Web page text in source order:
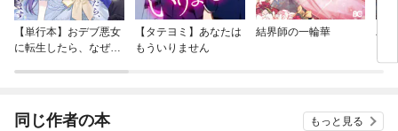
【単行本】おデブ悪女
に転生したら、なぜか
【タテヨミ】あなたは
もういりません
結界師の一輪華
バ
今
同じ作者の本 もっと見る